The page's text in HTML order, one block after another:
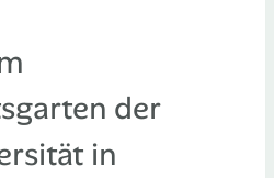
der
in